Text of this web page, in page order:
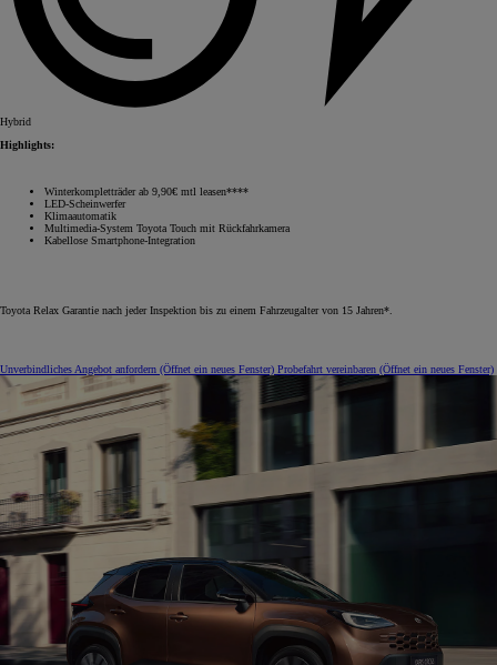
Hybrid
Highlights:
Winterkompletträder ab 9,90€ mtl leasen****
LED-Scheinwerfer
Klimaautomatik
Multimedia-System Toyota Touch mit Rückfahrkamera
Kabellose Smartphone-Integration
Toyota Relax Garantie nach jeder Inspektion bis zu einem Fahrzeugalter von 15 Jahren*.
Unverbindliches Angebot anfordern (Öffnet ein neues Fenster) Probefahrt vereinbaren (Öffnet ein neues Fenster)